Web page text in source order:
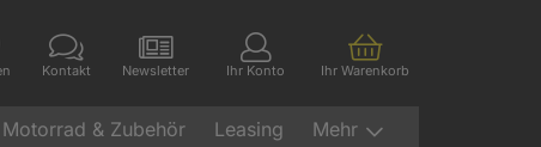
Kontakt Newsletter Ihr Konto Ihr Warenkorb
Motorrad & Zubehör Leasing Mehr